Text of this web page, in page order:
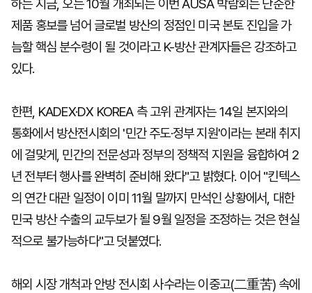
하는 지금, 오는 10월 개최되는 이번 AUSA 박람회는 단순한
제품 홍보를 넘어 글로벌 방산의 정점인 미국 본토 진입을 가
늠할 핵심 분수령이 될 것이라고 K-방산 관계자들은 강조하고
있다.
한편, KADEX·DX KOREA 측 고위 관계자는 14일 본지와의
통화에서 방산전시회의 '민간 주도·정부 지원'이라는 본래 취지
에 걸맞게, 민간의 전문성과 정부의 정책적 지원을 융합하여 2
년 전부터 행사를 완벽히 준비해 왔다"고 밝혔다. 이어 "킨텍스
의 연간 대관 일정이 이미 11월 말까지 만석인 상황에서, 대한
민국 방산 수출의 교두보가 될 9월 일정을 조정하는 것은 현실
적으로 불가능하다"고 덧붙였다.
해외 시장 개척과 안방 전시회 사수라는 이중고(二重苦) 속에